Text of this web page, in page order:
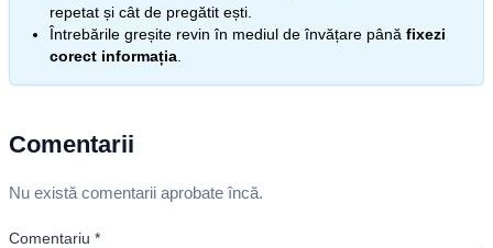
repetat și cât de pregătit ești.
Întrebările greșite revin în mediul de învățare până fixezi
corect informația
Comentarii
Nu există comentarii aprobate încă.
Comentariu *